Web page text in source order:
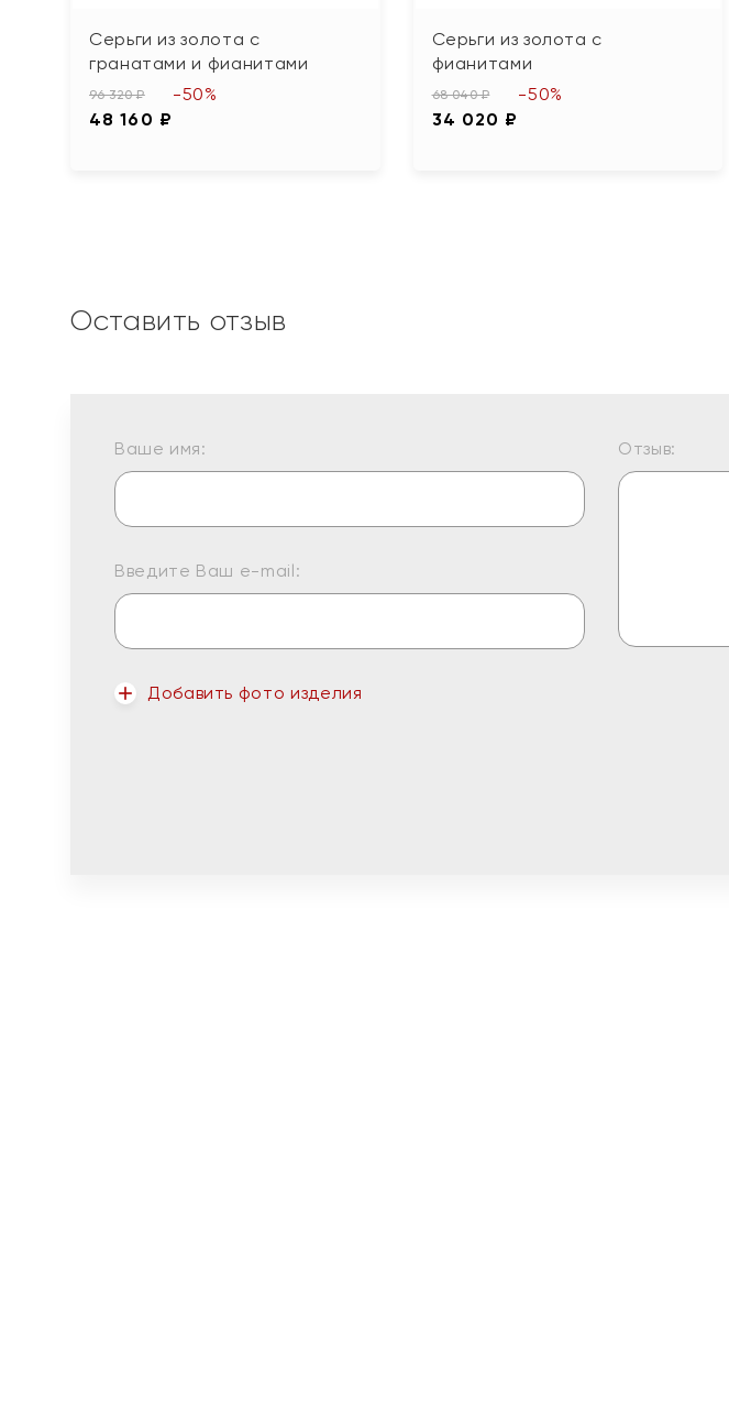
Серьги из золота с
гранатами и фианитами
96 320 ₽
48 160 ₽
-50%
Серьги из золота с
фианитами
68 040 ₽
34 020 ₽
-50%
Оставить отзыв
Ваше имя:
Введите Ваш e-mail:
Добавить фото изделия
Отзыв: